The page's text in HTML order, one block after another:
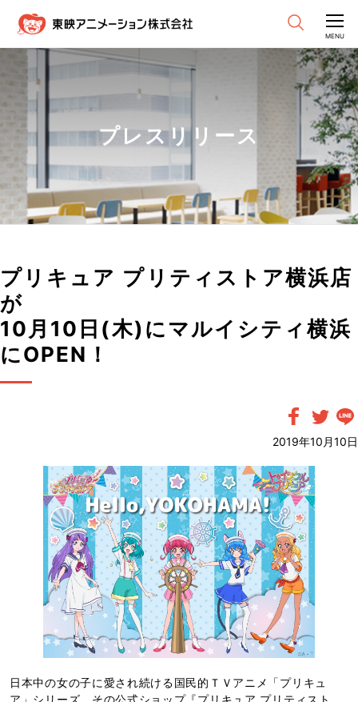
CLOSE
MENU
プレスリリース
プリキュア プリティストア横浜店
が
10月10日(木)にマルイシティ横浜
にOPEN！
2019年10月10日
日本中の女の子に愛され続ける国民的ＴＶアニメ「プリキュ
ア」シリーズ。その公式ショップ『プリキュア プリティスト